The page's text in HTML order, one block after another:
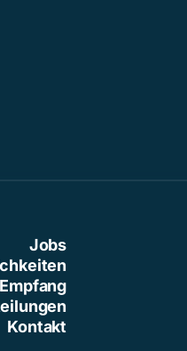
Jobs
Empfang
Kontakt